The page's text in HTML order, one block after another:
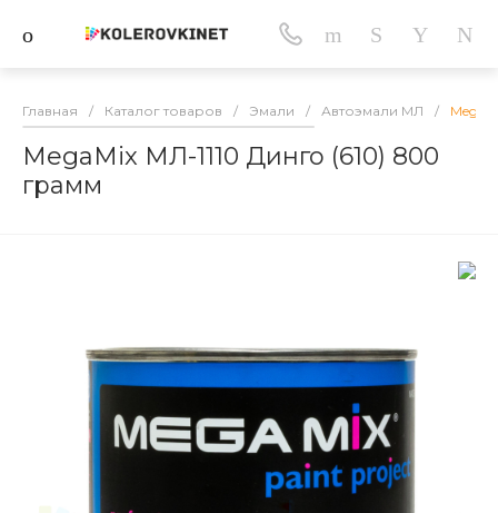
Главная / Каталог товаров / Эмали / Автоэмали МЛ /
MegaMix МЛ-1110 Динго (610) 800
грамм